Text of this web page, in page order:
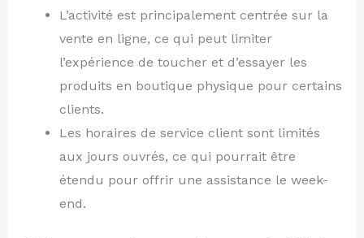
L’activité est principalement centrée sur la
vente en ligne, ce qui peut limiter
l’expérience de toucher et d’essayer les
produits en boutique physique pour certains
clients.
Les horaires de service client sont limités
aux jours ouvrés, ce qui pourrait être
étendu pour offrir une assistance le week-
end.